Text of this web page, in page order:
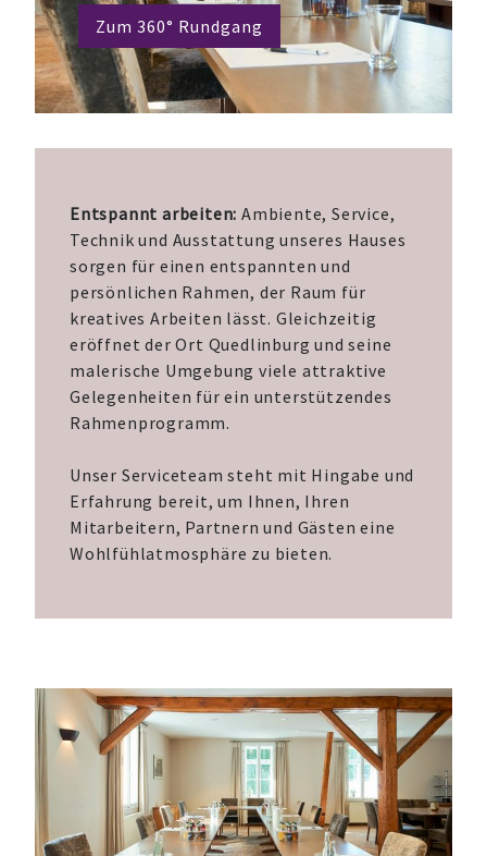
Zum 360° Rundgang
Entspannt arbeiten: Ambiente, Service,
Technik und Ausstattung unseres Hauses
sorgen für einen entspannten und
persönlichen Rahmen, der Raum für
kreatives Arbeiten lässt. Gleichzeitig
eröffnet der Ort Quedlinburg und seine
malerische Umgebung viele attraktive
Gelegenheiten für ein unterstützendes
Rahmenprogramm.
Unser Serviceteam steht mit Hingabe und
Erfahrung bereit, um Ihnen, Ihren
Mitarbeitern, Partnern und Gästen eine
Wohlfühlatmosphäre zu bieten.